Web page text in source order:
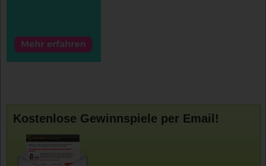
Kostenlose Gewinnspiele per Email!